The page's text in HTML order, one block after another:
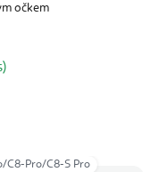
očkem
C8-Pro/C8-S Pro